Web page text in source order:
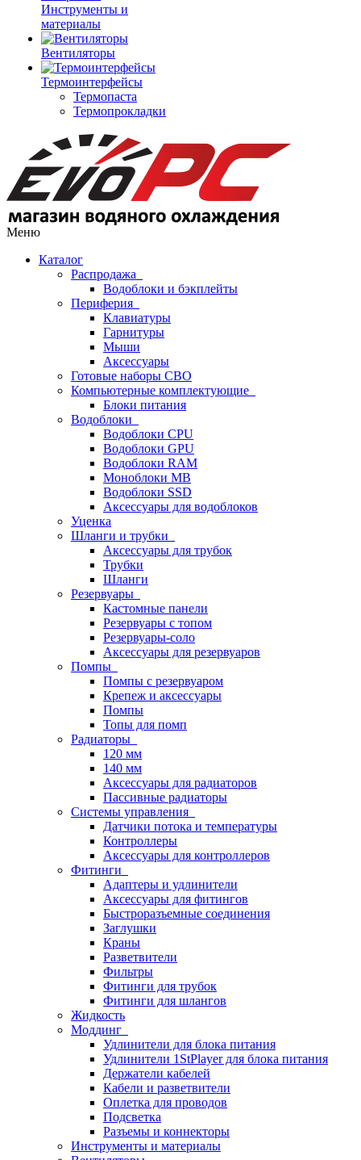
Инструменты и
материалы
Вентиляторы
Термоинтерфейсы
Термопаста
Термопрокладки
Меню
Каталог
Распродажа
Водоблоки и бэкплейты
Периферия
Клавиатуры
Гарнитуры
Мыши
Аксессуары
Готовые наборы СВО
Компьютерные комплектующие
Блоки питания
Водоблоки
Водоблоки CPU
Водоблоки GPU
Водоблоки RAM
Моноблоки MB
Водоблоки SSD
Аксессуары для водоблоков
Уценка
Шланги и трубки
Аксессуары для трубок
Трубки
Шланги
Резервуары
Кастомные панели
Резервуары с топом
Резервуары-соло
Аксессуары для резервуаров
Помпы
Помпы с резервуаром
Крепеж и аксессуары
Помпы
Топы для помп
Радиаторы
120 мм
140 мм
Аксессуары для радиаторов
Пассивные радиаторы
Системы управления
Датчики потока и температуры
Контроллеры
Аксессуары для контроллеров
Фитинги
Адаптеры и удлинители
Аксессуары для фитингов
Быстроразъемные соединения
Заглушки
Краны
Разветвители
Фильтры
Фитинги для трубок
Фитинги для шлангов
Жидкость
Моддинг
Удлинители для блока питания
Удлинители 1StPlayer для блока питания
Держатели кабелей
Кабели и разветвители
Оплетка для проводов
Подсветка
Разъемы и коннекторы
Инструменты и материалы